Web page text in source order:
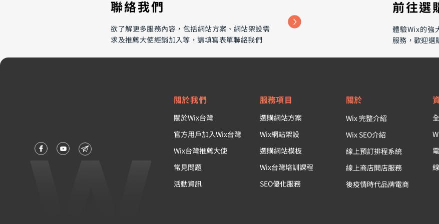
銷
​聯絡我們
欲了解更多服務內容，包括網站方案、網站架設需
求及推薦大使經銷加入等，請填寫表單聯絡我們
前往選
體驗Wix的強
服務，歡迎選
關於我們
關於Wix台灣
官方用戶加入Wix台灣
Wix台灣推薦大使
常見問題
活動資訊
服務項目
選購網站方案
Wix網站架設
選購網站模板
Wix台灣培訓課程
SEO優化服務
關於
Wix 完整介紹
Wix SEO介紹
線上預訂排程系統
線上商店開店服務
後疫情時代品牌電商